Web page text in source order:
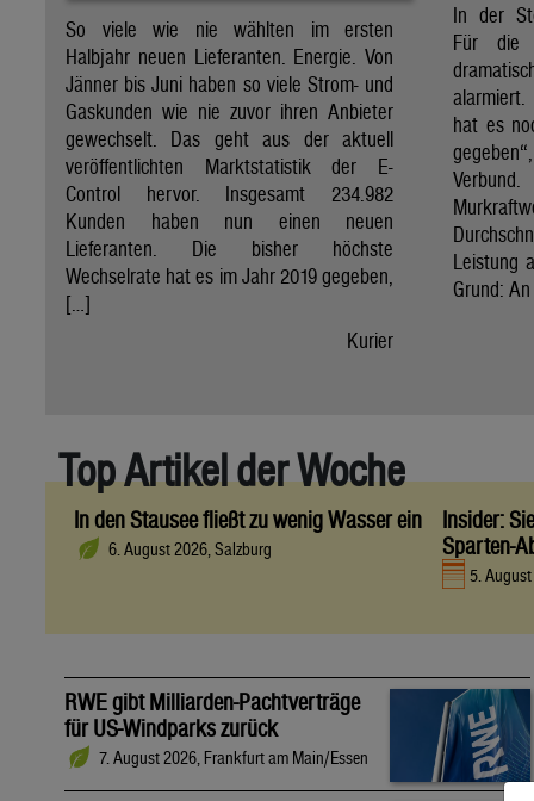
So viele wie nie wählten im ersten
Halbjahr neuen Lieferanten. Energie. Von
Jänner bis Juni haben so viele Strom- und
Gaskunden wie nie zuvor ihren Anbieter
gewechselt. Das geht aus der aktuell
veröffentlichten Marktstatistik der E-
Control hervor. Insgesamt 234.982
Kunden haben nun einen neuen
Lieferanten. Die bisher höchste
Wechselrate hat es im Jahr 2019 gegeben,
[…]
Kurier
In der
Für die
alarmiert.
hat es
Leistung
Grund:
Top Artikel der Woche
In den Stausee fließt zu wenig Wasser ein
6. August 2026, Salzburg
Insider:
Sparten-
5.
RWE gibt Milliarden-Pachtverträge
für US-Windparks zurück
7. August 2026, Frankfurt am Main/Essen